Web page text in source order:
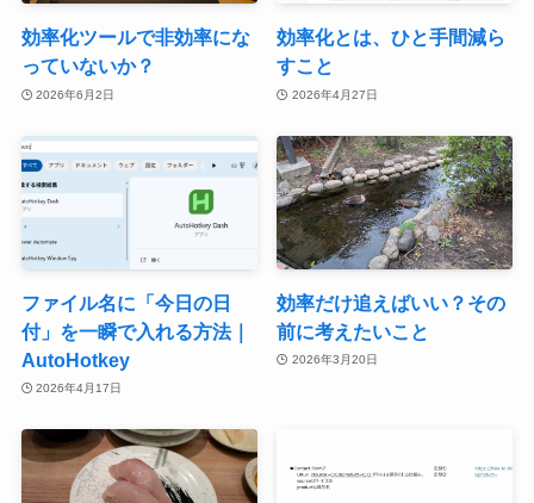
効率化ツールで非効率にな
っていないか？
2026年6月2日
効率化とは、ひと手間減ら
すこと
2026年4月27日
ファイル名に「今日の日
付」を一瞬で入れる方法｜
AutoHotkey
2026年4月17日
効率だけ追えばいい？その
前に考えたいこと
2026年3月20日